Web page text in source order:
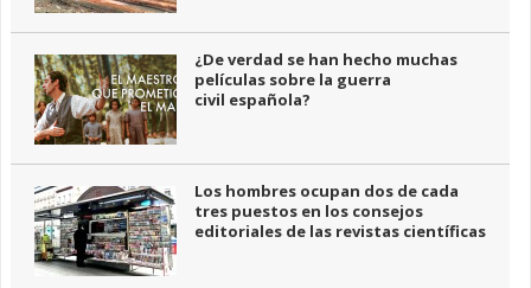
¿De verdad se han hecho muchas
películas sobre la guerra
civil española?
Los hombres ocupan dos de cada
tres puestos en los consejos
editoriales de las revistas científicas